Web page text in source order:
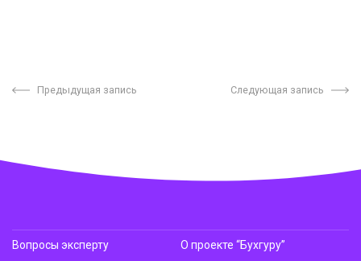
Предыдущая запись Следующая запись
Вопросы эксперту
О проекте “Бухгуру”